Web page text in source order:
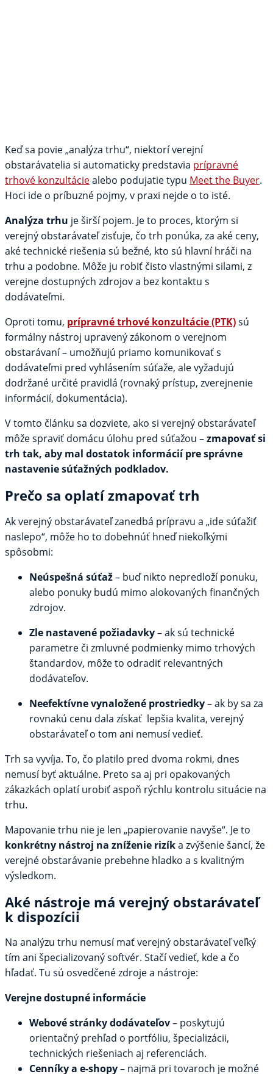
Keď sa povie „analýza trhu“, niektorí verejní
obstarávatelia si automaticky predstavia prípravné
trhové konzultáciealebo podujatie typu Meetthe Buyer.
Hoci ide o príbuzné pojmy, v praxi nejde o to isté.
Analýza trhu je širší pojem. Je to proces, ktorým si
verejný obstarávateľ zisťuje, čo trh ponúka, za aké ceny,
aké technické riešenia sú bežné, kto sú hlavní hráči na
trhu a podobne. Môže ju robiť čisto vlastnými silami, z
verejne dostupných zdrojov a bez kontaktu s
dodávateľmi.
Oproti tomu, prípravné trhové konzultácie (PTK)sú
formálny nástroj upravený zákonom o verejnom
obstarávaní – umožňujú priamo komunikovať s
dodávateľmi pred vyhlásením súťaže, ale vyžadujú
dodržané určité pravidlá (rovnaký prístup, zverejnenie
informácií, dokumentácia).
V tomto článku sa dozviete, ako si verejný obstarávateľ
môže spraviť domácu úlohu pred súťažou –zmapovať si
trh tak, aby mal dostatok informácií pre správne
nastavenie súťažných podkladov.
Prečo sa oplatí zmapovať trh
Ak verejný obstarávateľ zanedbá prípravu a „ide súťažiť
naslepo“, môže ho to dobehnúť hneď niekoľkými
spôsobmi:
Neúspešná súťaž– buď nikto nepredloží ponuku,
alebo ponuky budú mimo alokovaných finančných
zdrojov.
Zle nastavené požiadavky– ak sú technické
parametre či zmluvné podmienky mimo trhových
štandardov, môže to odradiť relevantných
dodávateľov.
Neefektívne vynaložené prostriedky– ak by sa za
rovnakú cenu dala získať lepšia kvalita, verejný
obstarávateľ o tom ani nemusí vedieť.
Trh sa vyvíja. To, čo platilo pred dvoma rokmi, dnes
nemusí byť aktuálne. Preto sa aj pri opakovaných
zákazkách oplatí urobiť aspoň rýchlu kontrolu situácie na
trhu.
Mapovanie trhu nie je len „papierovanie navyše“. Je to
konkrétny nástroj na zníženie rizíka zvýšenie šancí, že
verejné obstarávanie prebehne hladko a s kvalitným
výsledkom.
Aké nástroje má verejný obstarávateľ
k dispozícii
Na analýzu trhu nemusí mať verejný obstarávateľ veľký
tím ani špecializovaný softvér. Stačí vedieť, kde a čo
hľadať. Tu sú osvedčené zdroje a nástroje:
Verejne dostupné informácie
Webové stránky dodávateľov– poskytujú
orientačný prehľad o portfóliu, špecializácii,
technických riešeniach aj referenciách.
Cenníky a e-shopy– najmä pri tovaroch je možné